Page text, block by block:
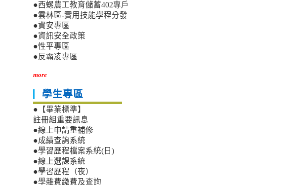
●西螺農工教育儲蓄402專戶
●雲林區-實用技能學程分發
●資安專區
●資訊安全政策
●性平專區
●反霸凌專區
more
學生專區
●【畢業標準】
註冊組重要訊息
●線上申請重補修
●成績查詢系統
●學習歷程檔案系統(日)
●線上選課系統
●學習歷程（夜）
●學雜費繳費及查詢